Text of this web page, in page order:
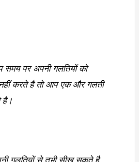
पर अपनी गलतियों को
नहीं करते है तो आप एक और गलती
है।